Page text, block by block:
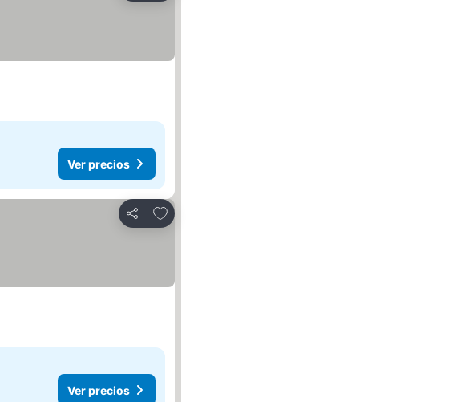
Ver precios
Compartir
Añadir a favoritos
Ver precios